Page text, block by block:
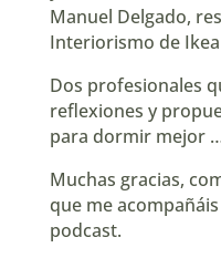
⁠Manuel Delgado⁠,
Interiorismo de Ikea
Dos profesionales
reflexiones y
para dormir mejor
Muchas gracias,
que me
podcast.